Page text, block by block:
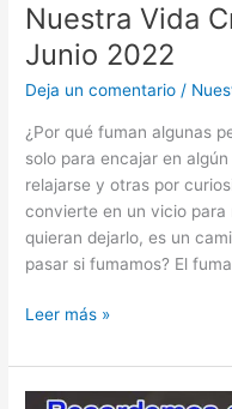
Nuestra Vida
Junio 2022
Deja un comentario /
¿Por qué fuman algunas
solo para encajar en
relajarse y otras por
convierte en un vicio para
quieran dejarlo, es un
pasar si fumamos? El
Nuestra
Cristiana
|
Leer más »